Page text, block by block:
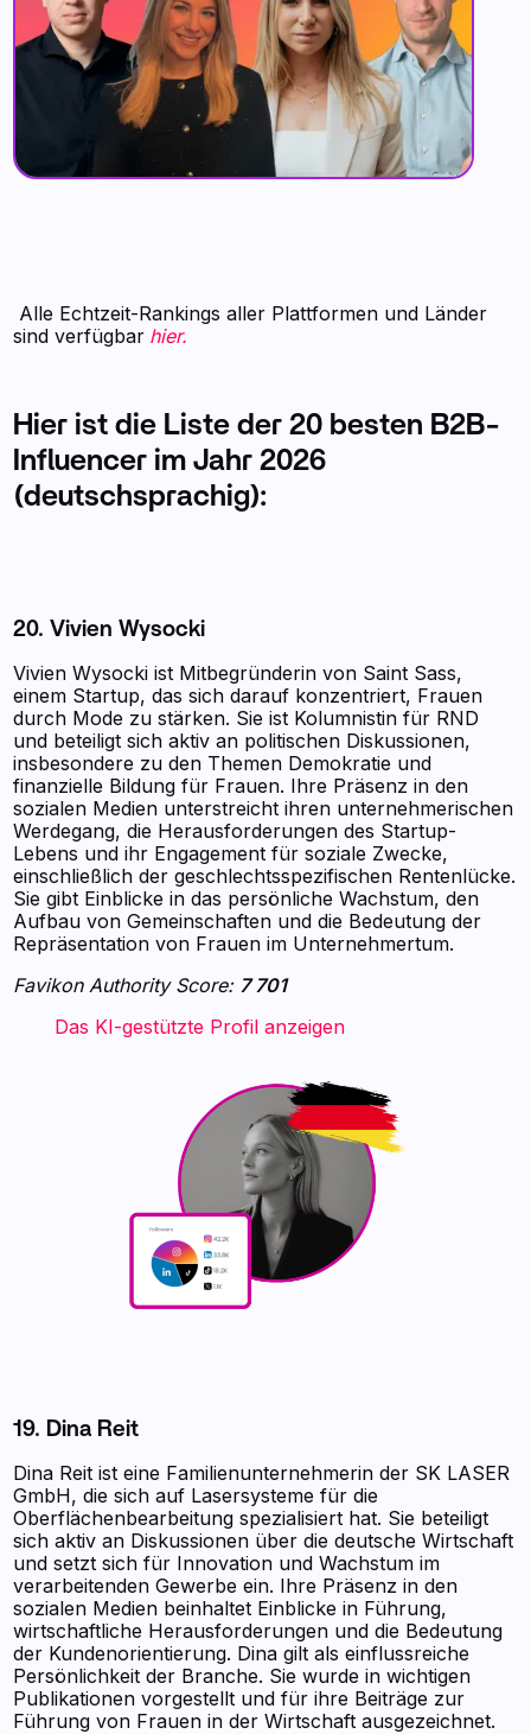
‍ Alle Echtzeit-Rankings aller Plattformen und Länder
sind verfügbar hier.
Hier ist die Liste der 20 besten B2B-
Influencer im Jahr 2026
(deutschsprachig):
20. Vivien Wysocki
Vivien Wysocki ist Mitbegründerin von Saint Sass,
einem Startup, das sich darauf konzentriert, Frauen
durch Mode zu stärken. Sie ist Kolumnistin für RND
und beteiligt sich aktiv an politischen Diskussionen,
insbesondere zu den Themen Demokratie und
finanzielle Bildung für Frauen. Ihre Präsenz in den
sozialen Medien unterstreicht ihren unternehmerischen
Werdegang, die Herausforderungen des Startup-
Lebens und ihr Engagement für soziale Zwecke,
einschließlich der geschlechtsspezifischen Rentenlücke.
Sie gibt Einblicke in das persönliche Wachstum, den
Aufbau von Gemeinschaften und die Bedeutung der
Repräsentation von Frauen im Unternehmertum.
Favikon Authority Score: 7 701
‍ ‍ ‍ ‍ ‍ ‍ ‍ Das KI-gestützte Profil anzeigen ‍ ‍ ‍
19. Dina Reit
Dina Reit ist eine Familienunternehmerin der SK LASER
GmbH, die sich auf Lasersysteme für die
Oberflächenbearbeitung spezialisiert hat. Sie beteiligt
sich aktiv an Diskussionen über die deutsche Wirtschaft
und setzt sich für Innovation und Wachstum im
verarbeitenden Gewerbe ein. Ihre Präsenz in den
sozialen Medien beinhaltet Einblicke in Führung,
wirtschaftliche Herausforderungen und die Bedeutung
der Kundenorientierung. Dina gilt als einflussreiche
Persönlichkeit der Branche. Sie wurde in wichtigen
Publikationen vorgestellt und für ihre Beiträge zur
Führung von Frauen in der Wirtschaft ausgezeichnet.